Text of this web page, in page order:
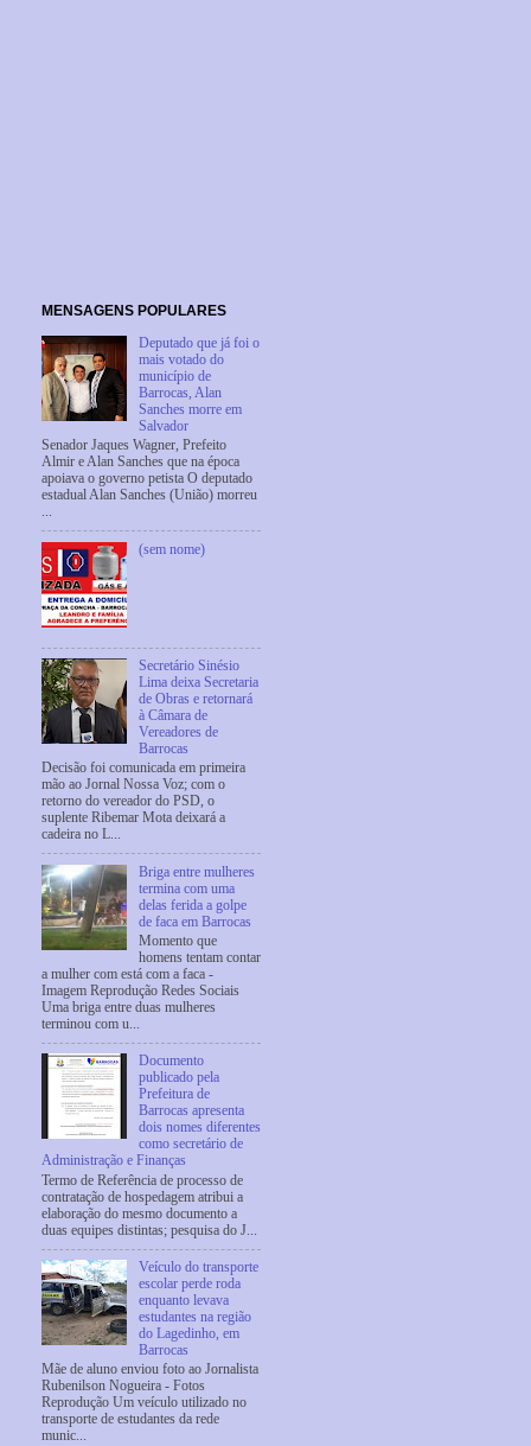
MENSAGENS POPULARES
Deputado que já foi o
mais votado do
município de
Barrocas, Alan
Sanches morre em
Salvador
Senador Jaques Wagner, Prefeito
Almir e Alan Sanches que na época
apoiava o governo petista O deputado
estadual Alan Sanches (União) morreu
...
(sem nome)
Secretário Sinésio
Lima deixa Secretaria
de Obras e retornará
à Câmara de
Vereadores de
Barrocas
Decisão foi comunicada em primeira
mão ao Jornal Nossa Voz; com o
retorno do vereador do PSD, o
suplente Ribemar Mota deixará a
cadeira no L...
Briga entre mulheres
termina com uma
delas ferida a golpe
de faca em Barrocas
Momento que
homens tentam contar
a mulher com está com a faca -
Imagem Reprodução Redes Sociais
Uma briga entre duas mulheres
terminou com u...
Documento
publicado pela
Prefeitura de
Barrocas apresenta
dois nomes diferentes
como secretário de
Administração e Finanças
Termo de Referência de processo de
contratação de hospedagem atribui a
elaboração do mesmo documento a
duas equipes distintas; pesquisa do J...
Veículo do transporte
escolar perde roda
enquanto levava
estudantes na região
do Lagedinho, em
Barrocas
Mãe de aluno enviou foto ao Jornalista
Rubenilson Nogueira - Fotos
Reprodução Um veículo utilizado no
transporte de estudantes da rede
munic...